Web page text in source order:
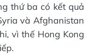
thứ ba có kết quả
và Afghanistan
vì thế Hong Kong